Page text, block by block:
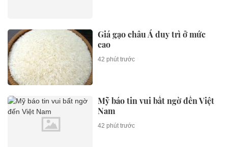
Giá gạo châu Á duy trì ở mức
cao
42 phút trước
Mỹ báo tin vui bất ngờ đến Việt
Nam
42 phút trước